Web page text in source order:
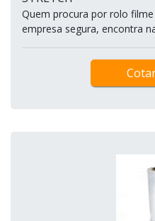
Quem procura por rolo
empresa segura, encontra